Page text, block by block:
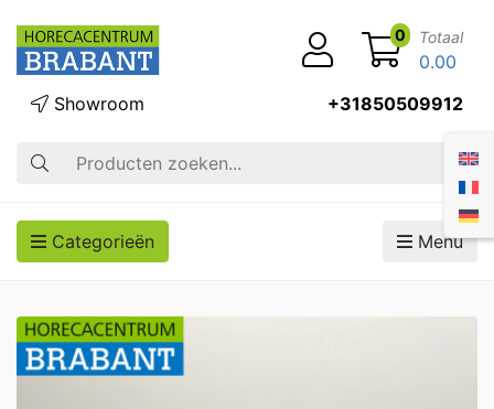
Zoek op
Showroom +31850509912
0 Totaal
0.00
Categorieën Menu